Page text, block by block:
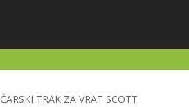
TRAK ZA VRAT SCOTT